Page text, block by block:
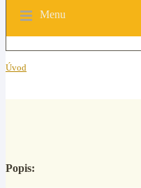
Menu
Úvod
Popis: